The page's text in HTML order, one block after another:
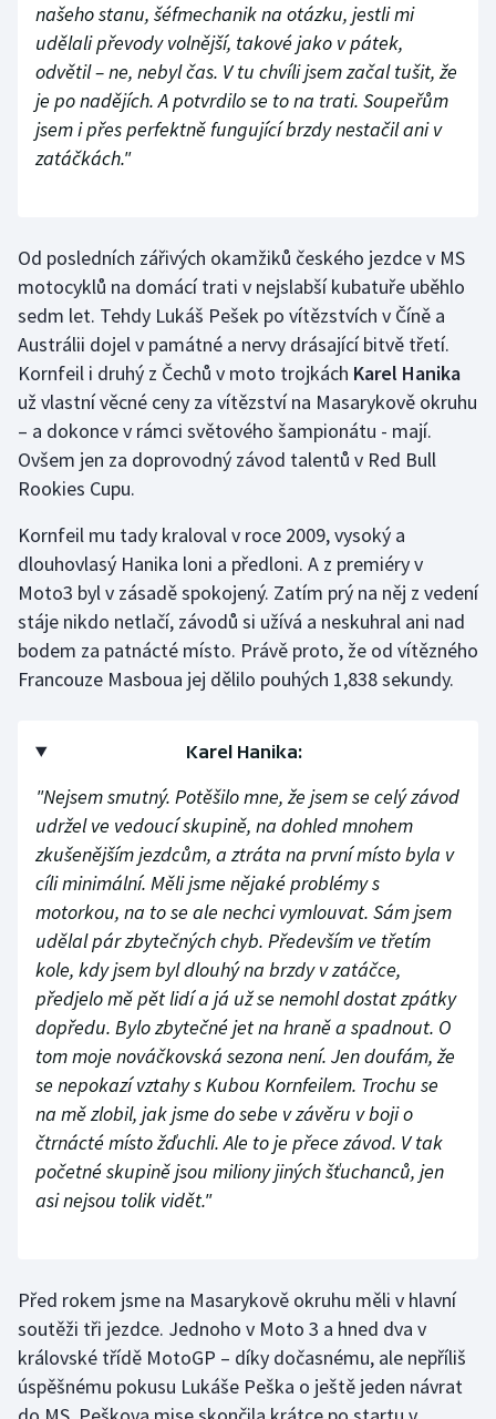
našeho stanu, šéfmechanik na otázku, jestli mi
udělali převody volnější, takové jako v pátek,
odvětil – ne, nebyl čas. V tu chvíli jsem začal tušit, že
je po nadějích. A potvrdilo se to na trati. Soupeřům
jsem i přes perfektně fungující brzdy nestačil ani v
zatáčkách."
Od posledních zářivých okamžiků českého jezdce v MS
motocyklů na domácí trati v nejslabší kubatuře uběhlo
sedm let. Tehdy Lukáš Pešek po vítězstvích v Číně a
Austrálii dojel v památné a nervy drásající bitvě třetí.
Kornfeil i druhý z Čechů v moto trojkách Karel Hanika
už vlastní věcné ceny za vítězství na Masarykově okruhu
– a dokonce v rámci světového šampionátu - mají.
Ovšem jen za doprovodný závod talentů v Red Bull
Rookies Cupu.
Kornfeil mu tady kraloval v roce 2009, vysoký a
dlouhovlasý Hanika loni a předloni. A z premiéry v
Moto3 byl v zásadě spokojený. Zatím prý na něj z vedení
stáje nikdo netlačí, závodů si užívá a neskuhral ani nad
bodem za patnácté místo. Právě proto, že od vítězného
Francouze Masboua jej dělilo pouhých 1,838 sekundy.
Karel Hanika:
"Nejsem smutný. Potěšilo mne, že jsem se celý závod
udržel ve vedoucí skupině, na dohled mnohem
zkušenějším jezdcům, a ztráta na první místo byla v
cíli minimální. Měli jsme nějaké problémy s
motorkou, na to se ale nechci vymlouvat. Sám jsem
udělal pár zbytečných chyb. Především ve třetím
kole, kdy jsem byl dlouhý na brzdy v zatáčce,
předjelo mě pět lidí a já už se nemohl dostat zpátky
dopředu. Bylo zbytečné jet na hraně a spadnout. O
tom moje nováčkovská sezona není. Jen doufám, že
se nepokazí vztahy s Kubou Kornfeilem. Trochu se
na mě zlobil, jak jsme do sebe v závěru v boji o
čtrnácté místo žďuchli. Ale to je přece závod. V tak
početné skupině jsou miliony jiných šťuchanců, jen
asi nejsou tolik vidět."
Před rokem jsme na Masarykově okruhu měli v hlavní
soutěži tři jezdce. Jednoho v Moto 3 a hned dva v
královské třídě MotoGP – díky dočasnému, ale nepříliš
úspěšnému pokusu Lukáše Peška o ještě jeden návrat